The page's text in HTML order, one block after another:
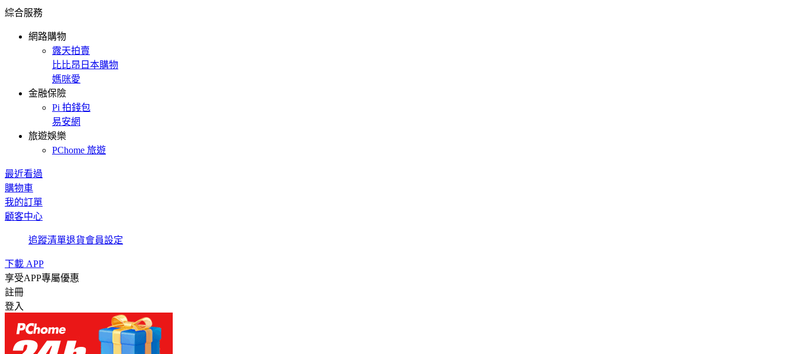
綜合服務
網路購物
露天拍賣
比比昂日本購物
媽咪愛
金融保險
Pi 拍錢包
易安網
旅遊娛樂
PChome 旅遊
最近看過
購物車
我的訂單
顧客中心
追蹤清單退貨會員設定
下載 APP
享受APP專屬優惠
註冊
登入